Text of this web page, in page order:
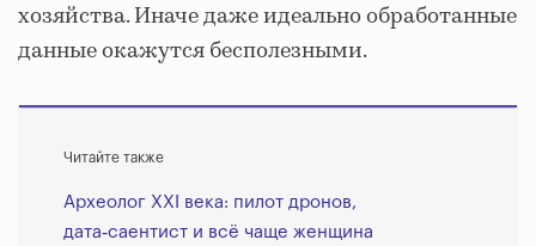
хозяйства. Иначе даже идеально обработанные
данные окажутся бесполезными.
Читайте также
Археолог XXI века: пилот дронов,
дата‑саентист и всё чаще женщина